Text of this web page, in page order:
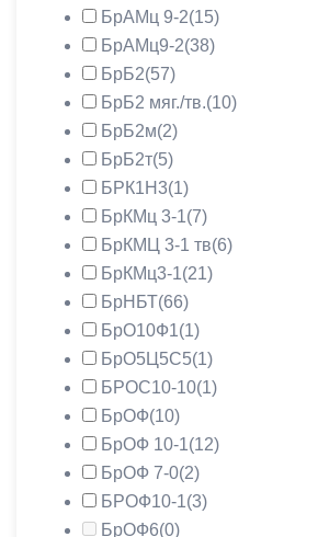
БрАМц 9-2(15)
БрАМц9-2(38)
БрБ2(57)
БрБ2 мяг./тв.(10)
БрБ2м(2)
БрБ2т(5)
БРК1Н3(1)
БрКМц 3-1(7)
БрКМЦ 3-1 тв(6)
БрКМц3-1(21)
БрНБТ(66)
БрО10Ф1(1)
БрО5Ц5С5(1)
БРОС10-10(1)
БрОФ(10)
БрОФ 10-1(12)
БрОФ 7-0(2)
БРОФ10-1(3)
БрОФ6(0)